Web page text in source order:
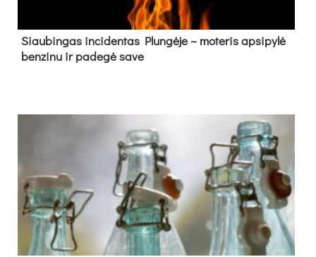
Siau­bin­gas in­ci­den­tas Plun­gė­je – mo­te­ris ap­si­py­lė
ben­zi­nu ir pa­de­gė sa­ve